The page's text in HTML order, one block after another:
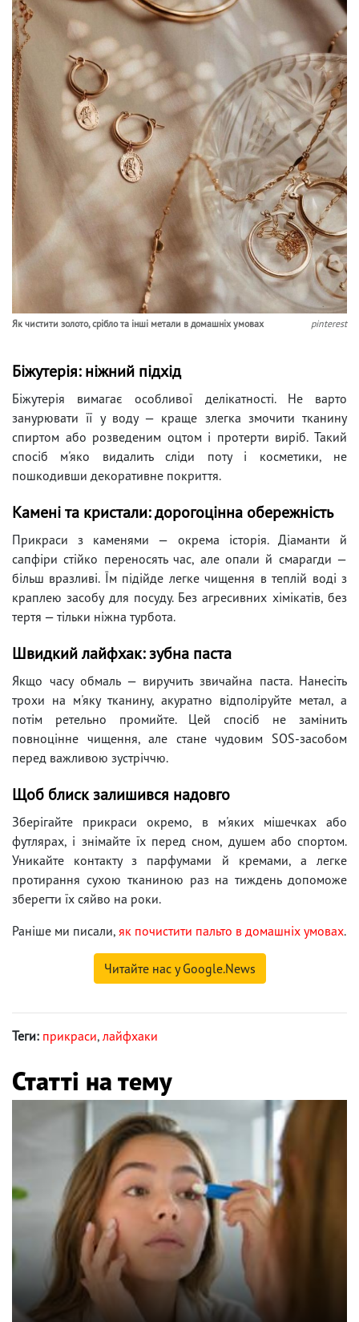
Як чистити золото, срібло та інші метали в домашніх умовах pinterest
Біжутерія: ніжний підхід
Біжутерія вимагає особливої делікатності. Не варто
занурювати її у воду — краще злегка змочити тканину
спиртом або розведеним оцтом і протерти виріб. Такий
спосіб м'яко видалить сліди поту і косметики, не
пошкодивши декоративне покриття.
Камені та кристали: дорогоцінна обережність
Прикраси з каменями — окрема історія. Діаманти й
сапфіри стійко переносять час, але опали й смарагди —
більш вразливі. Їм підійде легке чищення в теплій воді з
краплею засобу для посуду. Без агресивних хімікатів, без
тертя — тільки ніжна турбота.
Швидкий лайфхак: зубна паста
Якщо часу обмаль — виручить звичайна паста. Нанесіть
трохи на м'яку тканину, акуратно відполіруйте метал, а
потім ретельно промийте. Цей спосіб не замінить
повноцінне чищення, але стане чудовим SOS-засобом
перед важливою зустріччю.
Щоб блиск залишився надовго
Зберігайте прикраси окремо, в м'яких мішечках або
футлярах, і знімайте їх перед сном, душем або спортом.
Уникайте контакту з парфумами й кремами, а легке
протирання сухою тканиною раз на тиждень допоможе
зберегти їх сяйво на роки.
Раніше ми писали, як почистити пальто в домашніх умовах.
Читайте нас у Google.News
Теги: прикраси, лайфхаки
Статті на тему